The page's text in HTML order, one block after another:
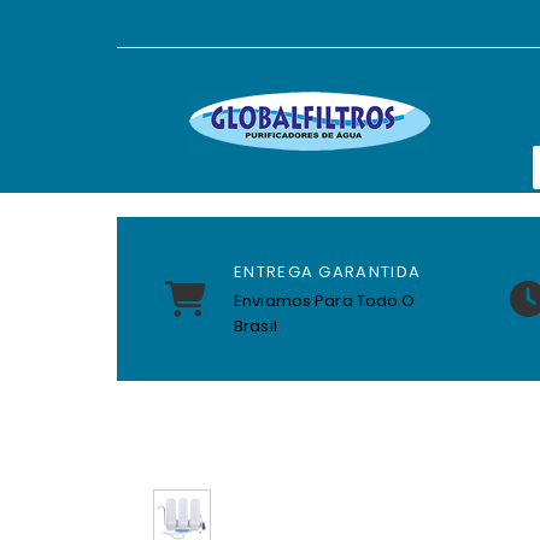
ENTREGA GARANTIDA
Enviamos Para Todo O
Brasil